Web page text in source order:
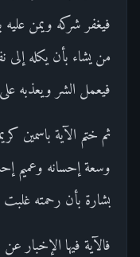
فيغفر شركه ويمن
من يشاء بأن يكله إلى
فيعمل الشر ويعذبه
ثم ختم الآية باسمين
وسعة إحسانه وعميم
بشارة بأن رحمته
فالآية فيها الإخبار